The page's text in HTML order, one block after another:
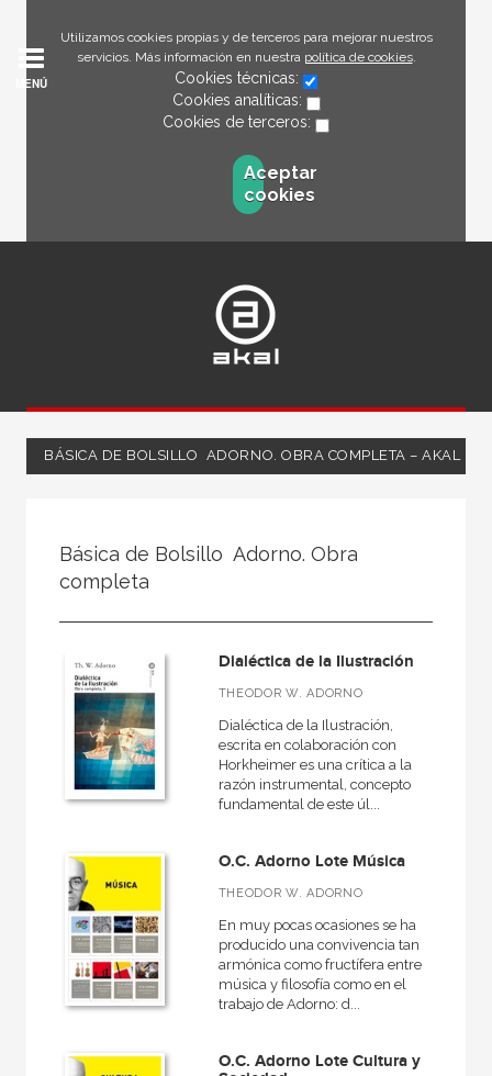
Utilizamos cookies propias y de terceros para mejorar nuestros
servicios. Más información en nuestra política de cookies.
Cookies técnicas:
Cookies analíticas:
Cookies de terceros:
Aceptar
cookies
MENÚ
BÁSICA DE BOLSILLO  ADORNO. OBRA COMPLETA – AKAL
50 Aniversario
Akadémica
Akal Infantil
Anverso
Arealonga - Letras galegas
Arquitectura
Arquitectura (textos de arquitectura)
VER TODAS... (148)
Básica de Bolsillo  Adorno. Obra
completa
Dialéctica de la Ilustración
THEODOR W. ADORNO
Dialéctica de la Ilustración,
escrita en colaboración con
Horkheimer es una crítica a la
razón instrumental, concepto
fundamental de este úl...
O.C. Adorno Lote Música
THEODOR W. ADORNO
En muy pocas ocasiones se ha
producido una convivencia tan
armónica como fructífera entre
música y filosofía como en el
trabajo de Adorno: d...
O.C. Adorno Lote Cultura y